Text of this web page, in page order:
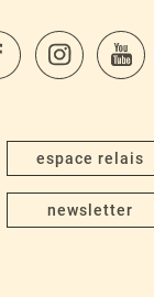
espace relais
newsletter